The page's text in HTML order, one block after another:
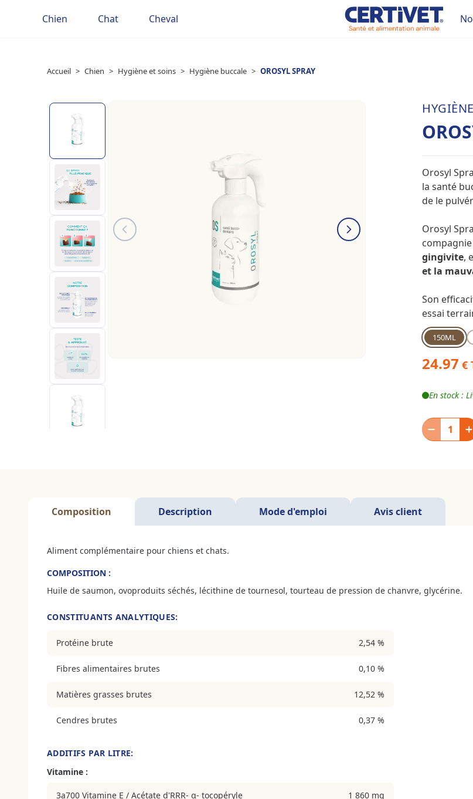
Chien Chat Cheval
Accueil > Chien > Hygiène et soins > Hygiène buccale > OROSYL SPRAY
Orosyl
la santé
de le
Orosyl
gingivite,
et la
Son
essai
150ML
24.97 €
En stock :
Composition Description Mode d'emploi Avis client
Aliment complémentaire pour chiens et chats.
COMPOSITION :
Huile de saumon, ovoproduits séchés, lécithine de tournesol, tourteau de pression de chanvre, glycérine.
CONSTITUANTS ANALYTIQUES:
Protéine brute 2,54 %
Fibres alimentaires brutes 0,10 %
Matières grasses brutes 12,52 %
Cendres brutes 0,37 %
ADDITIFS PAR LITRE:
Vitamine :
3a700 Vitamine E / Acétate d'RRR- α- tocopéryle 1 860 mg